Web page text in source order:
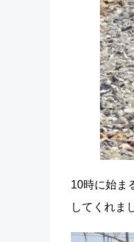
10時に始ま
してくれま